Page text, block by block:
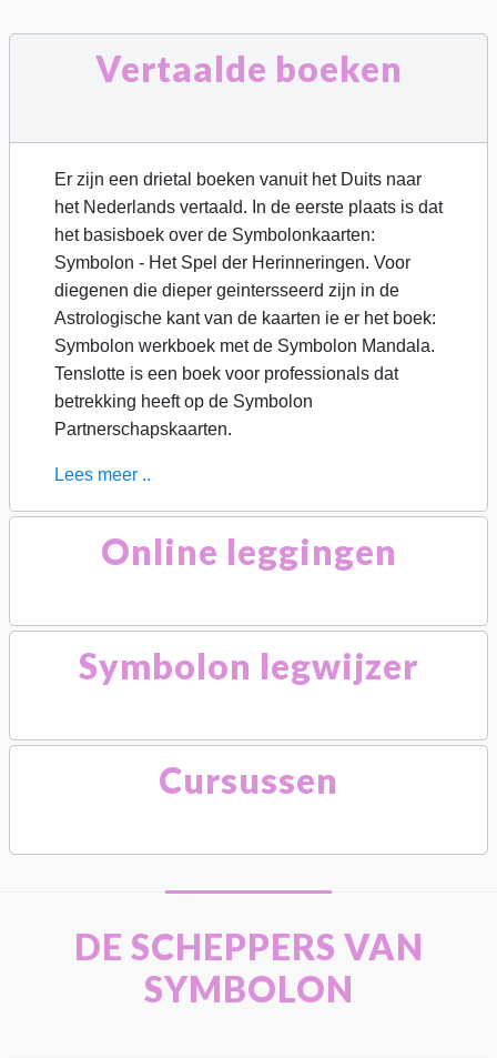
Vertaalde boeken
Er zijn een drietal boeken vanuit het Duits naar
het Nederlands vertaald. In de eerste plaats is dat
het basisboek over de Symbolonkaarten:
Symbolon - Het Spel der Herinneringen. Voor
diegenen die dieper geintersseerd zijn in de
Astrologische kant van de kaarten ie er het boek:
Symbolon werkboek met de Symbolon Mandala.
Tenslotte is een boek voor professionals dat
betrekking heeft op de Symbolon
Partnerschapskaarten.
Lees meer ..
Online leggingen
Symbolon legwijzer
Cursussen
DE SCHEPPERS VAN
SYMBOLON